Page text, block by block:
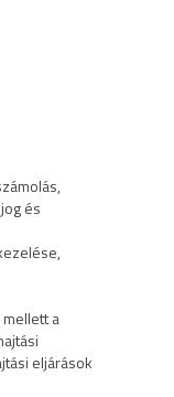
és
a
eljárások